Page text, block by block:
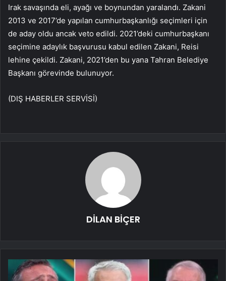
Irak savaşında eli, ayağı ve boynundan yaralandı. Zakani
2013 ve 2017’de yapılan cumhurbaşkanlığı seçimleri için
de aday oldu ancak veto edildi. 2021’deki cumhurbaşkanı
seçimine adaylık başvurusu kabul edilen Zakani, Reisi
lehine çekildi. Zakani, 2021’den bu yana Tahran Belediye
Başkanı görevinde bulunuyor.
(DIŞ HABERLER SERVİSİ)
DİLAN BİÇER